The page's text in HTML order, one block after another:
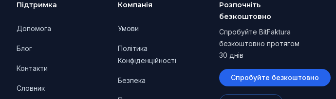
Підтримка
Допомога
Блог
Контакти
Словник
Компанія
Умови
Політика
Конфіденційності
Безпека
Розпочніть
безкоштовно
Спробуйте BitFaktura
безкоштовно протягом
30 днів
Спробуйте безкоштовно